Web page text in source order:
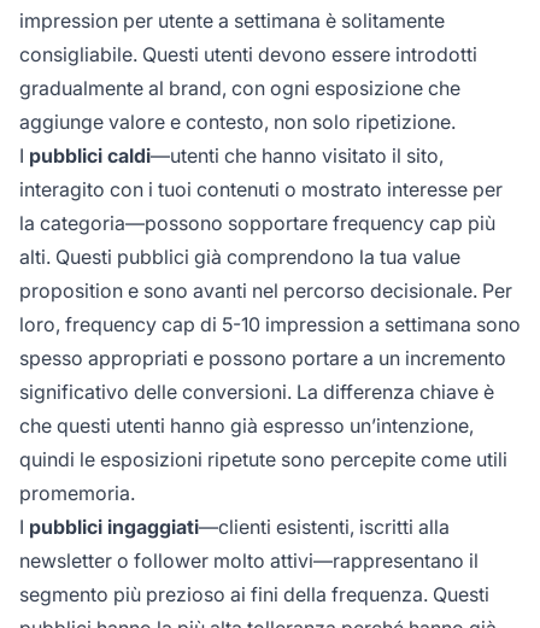
impression per utente a settimana è solitamente
consigliabile. Questi utenti devono essere introdotti
gradualmente al brand, con ogni esposizione che
aggiunge valore e contesto, non solo ripetizione.
I pubblici caldi—utenti che hanno visitato il sito,
interagito con i tuoi contenuti o mostrato interesse per
la categoria—possono sopportare frequency cap più
alti. Questi pubblici già comprendono la tua value
proposition e sono avanti nel percorso decisionale. Per
loro, frequency cap di 5-10 impression a settimana sono
spesso appropriati e possono portare a un incremento
significativo delle conversioni. La differenza chiave è
che questi utenti hanno già espresso un’intenzione,
quindi le esposizioni ripetute sono percepite come utili
promemoria.
I pubblici ingaggiati—clienti esistenti, iscritti alla
newsletter o follower molto attivi—rappresentano il
segmento più prezioso ai fini della frequenza. Questi